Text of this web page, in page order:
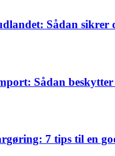
Sådan sikrer
Sådan
7 tips til en